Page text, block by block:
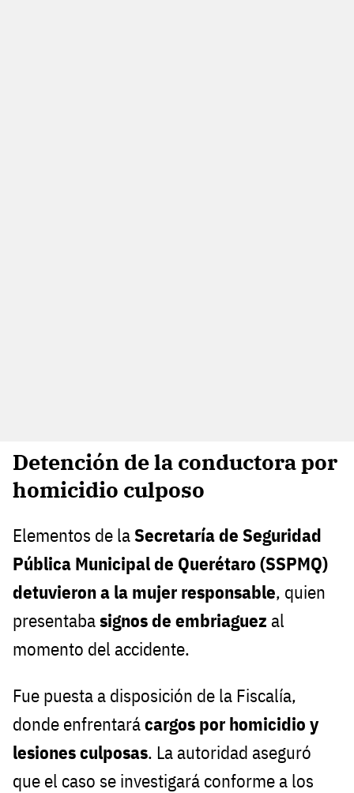
Detención de la conductora por
homicidio culposo
Elementos de laSecretaría de Seguridad
Pública Municipal de Querétaro (SSPMQ)
detuvieron a la mujer responsable, quien
presentabasignos de embriaguez al
momento del accidente.
Fue puesta a disposición de la Fiscalía,
donde enfrentarácargos por homicidio y
lesiones culposas. La autoridad aseguró
que el caso se investigará conforme a los